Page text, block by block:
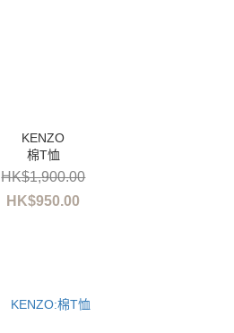
棉T恤
HK$950.00
HK$1,900.00